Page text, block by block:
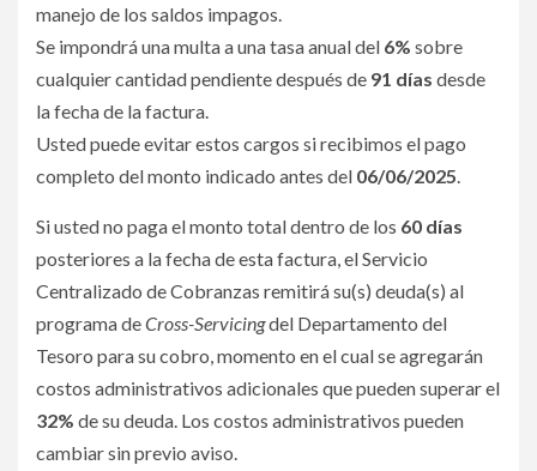
manejo de los saldos impagos.
Se impondrá una multa a una tasa anual del 6% sobre
cualquier cantidad pendiente después de 91 días desde
la fecha de la factura.
Usted puede evitar estos cargos si recibimos el pago
completo del monto indicado antes del 06/06/2025
Si usted no paga el monto total dentro de los 60 días
posteriores a la fecha de esta factura, el Servicio
Centralizado de Cobranzas remitirá su(s) deuda(s) al
programa deCross-Servicingdel Departamento del
Tesoro para su cobro, momento en el cual se agregarán
costos administrativos adicionales que pueden superar el
32% de su deuda. Los costos administrativos pueden
cambiar sin previo aviso.